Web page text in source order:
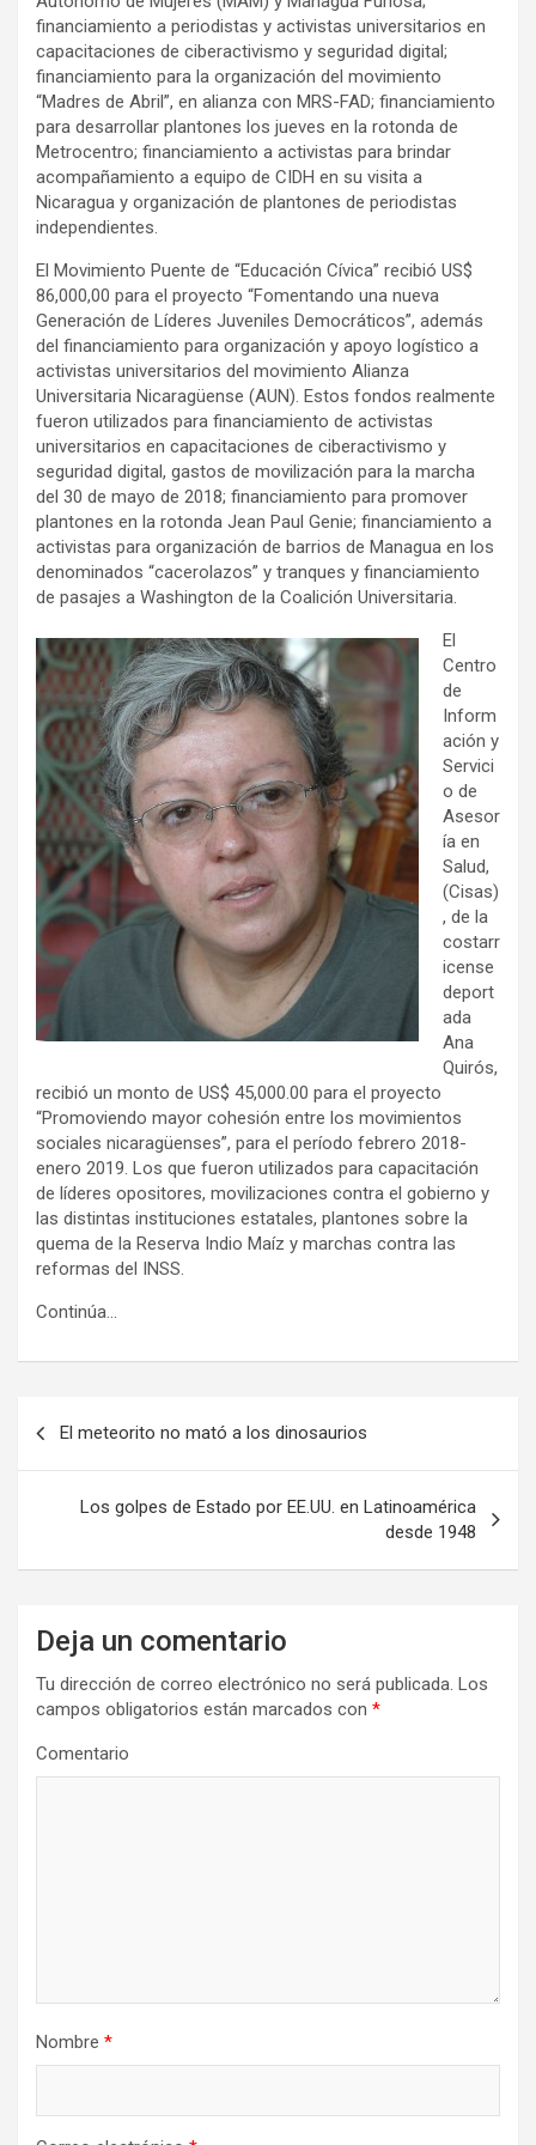
financiamiento a periodistas y activistas universitarios en
capacitaciones de ciberactivismo y seguridad digital;
financiamiento para la organización del movimiento
“Madres de Abril”, en alianza con MRS-FAD; financiamiento
para desarrollar plantones los jueves en la rotonda de
Metrocentro; financiamiento a activistas para brindar
acompañamiento a equipo de CIDH en su visita a
Nicaragua y organización de plantones de periodistas
independientes.
El Movimiento Puente de “Educación Cívica” recibió US$
86,000,00 para el proyecto “Fomentando una nueva
Generación de Líderes Juveniles Democráticos”, además
del financiamiento para organización y apoyo logístico a
activistas universitarios del movimiento Alianza
Universitaria Nicaragüense (AUN). Estos fondos realmente
fueron utilizados para financiamiento de activistas
universitarios en capacitaciones de ciberactivismo y
seguridad digital, gastos de movilización para la marcha
del 30 de mayo de 2018; financiamiento para promover
plantones en la rotonda Jean Paul Genie; financiamiento a
activistas para organización de barrios de Managua en los
denominados “cacerolazos” y tranques y financiamiento
de pasajes a Washington de la Coalición Universitaria.
El
Centro
de
Inform
ación y
Servici
o de
Asesor
ía en
Salud,
(Cisas)
, de la
costarr
icense
deport
ada
Ana
Quirós,
recibió un monto de US$ 45,000.00 para el proyecto
“Promoviendo mayor cohesión entre los movimientos
sociales nicaragüenses”, para el período febrero 2018-
enero 2019. Los que fueron utilizados para capacitación
de líderes opositores, movilizaciones contra el gobierno y
las distintas instituciones estatales, plantones sobre la
quema de la Reserva Indio Maíz y marchas contra las
reformas del INSS.
Continúa…
g
El meteorito no mató a los dinosaurios
Los golpes de Estado por EE.UU. en Latinoamérica
desde 1948
Deja un comentario
Tu dirección de correo electrónico no será publicada. Los
campos obligatorios están marcados con *
Comentario
Nombre *